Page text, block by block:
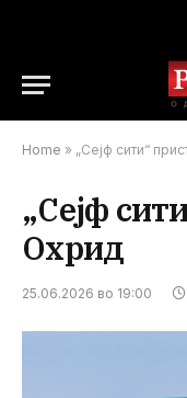
Home » „Сејф сити“
„Сејф
Охрид
25.06.2026 во 19:00